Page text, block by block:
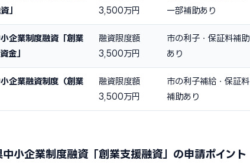
」
3,500万円
一部補助あり
企業制度融資「創業
金」
融資限度額
3,500万円
市の利子・保証料補助
あり
企業融資制度（創業
融資限度額
3,500万円
市の利子補給・保証料
補助あり
小企業制度融資「創業支援融資」の申請ポイント